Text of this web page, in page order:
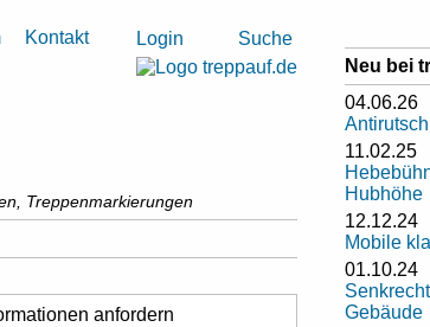
Kontakt Login Suche
Treppenmarkierungen
Drucken
anfordern
Neu bei
04.06.26
11.02.25
Hubhöhe
12.12.24
Mobile
01.10.24
Gebäude